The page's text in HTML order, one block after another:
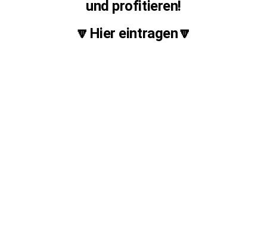
und profitieren!
🔽Hier eintragen🔽